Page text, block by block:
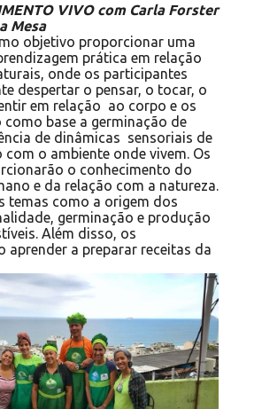
VIVO com Carla Forster
Mesa
objetivo proporcionar uma
prática em relação
onde os participantes
despertar o pensar, o tocar, o
em relação ao corpo e os
base a germinação de
de dinâmicas sensoriais de
o ambiente onde vivem. Os
o conhecimento do
e da relação com a natureza.
temas como a origem dos
germinação e produção
Além disso, os
aprender a preparar receitas da